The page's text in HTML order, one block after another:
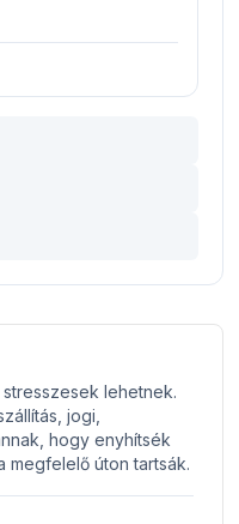
lehetnek.
jogi,
hogy enyhítsék
megfelelő úton tartsák.